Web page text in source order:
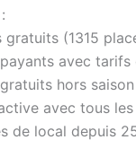
gratuits (1315
avec tarifs
hors
avec tous
de local depuis